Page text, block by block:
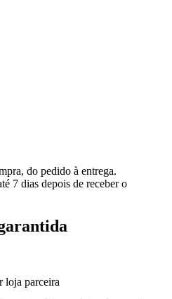
do pedido à entrega.
7 dias depois de receber o
loja parceira